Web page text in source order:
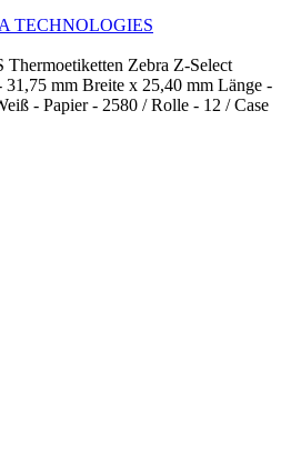
TECHNOLOGIES
Zebra Z-Select
31,75 mm Breite x 25,40 mm Länge -
- Papier - 2580 / Rolle - 12 / Case